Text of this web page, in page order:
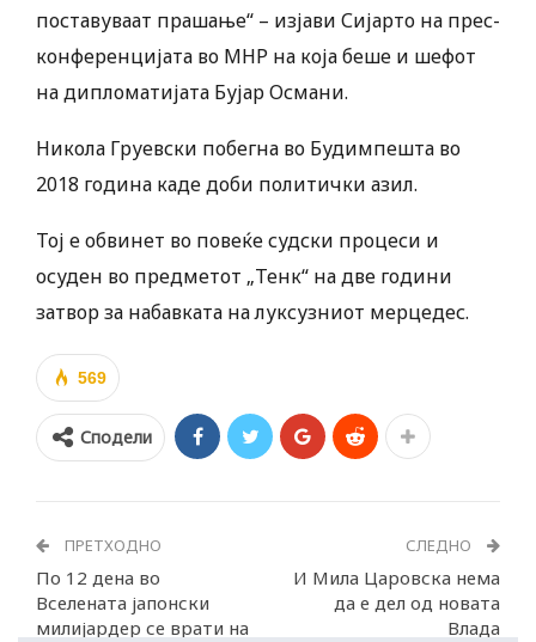
поставуваат прашање“ – изјави Сијарто на прес-
конференцијата во МНР на која беше и шефот
на дипломатијата Бујар Османи.
Никола Груевски побегна во Будимпешта во
2018 година каде доби политички азил.
Тој е обвинет во повеќе судски процеси и
осуден во предметот „Тенк“ на две години
затвор за набавката на луксузниот мерцедес.
569
Сподели
ПРЕТХОДНО
По 12 дена во
Вселената јапонски
милијардер се врати на
СЛЕДНО
И Мила Царовска нема
да е дел од новата
Влада